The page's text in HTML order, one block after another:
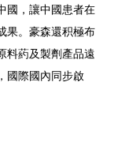
國，讓中國患者在
果。豪森還积極布
料葯及製劑產品遠
國際國內同步啟